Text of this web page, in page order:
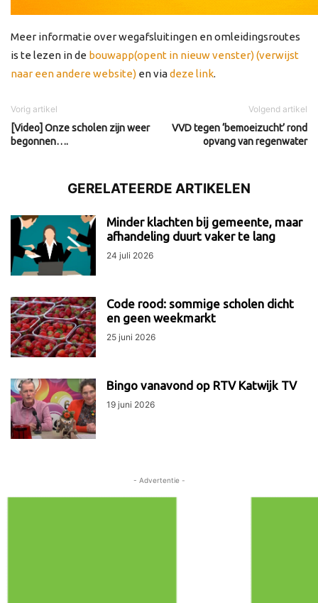
Meer informatie over wegafsluitingen en omleidingsroutes
is te lezen in de bouwapp(opent in nieuw venster) (verwijst
naar een andere website) en viadeze link.
Vorig artikel
[Video] Onze scholen zijn weer
begonnen….
Volgend artikel
VVD tegen ‘bemoeizucht’ rond
opvang van regenwater
GERELATEERDE ARTIKELEN
Minder klachten bij gemeente, maar
afhandeling duurt vaker te lang
24 juli 2026
Code rood: sommige scholen dicht
en geen weekmarkt
25 juni 2026
Bingo vanavond op RTV Katwijk TV
19 juni 2026
- Advertentie -